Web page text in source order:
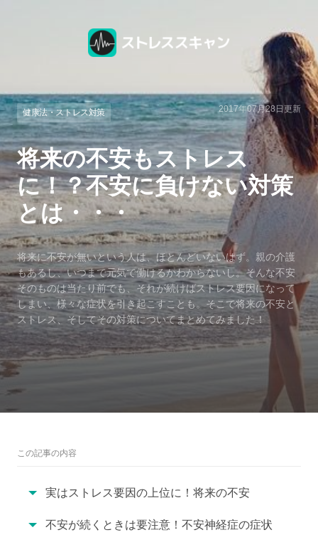
健康法・ストレス対策 2017年07月28日 更新
将来の不安もストレス
に！？不安に負けない対策
とは・・・
将来に不安が無いという人は、ほとんどいないはず。親の介護
もあるし、いつまで元気で働けるかわからないし。そんな不安
そのものは当たり前でも、それが続けばストレス要因になって
しまい、様々な症状を引き起こすことも。そこで将来の不安と
ストレス、そしてその対策についてまとめてみました！
この記事の内容
実はストレス要因の上位に！将来の不安
不安が続くときは要注意！不安神経症の症状